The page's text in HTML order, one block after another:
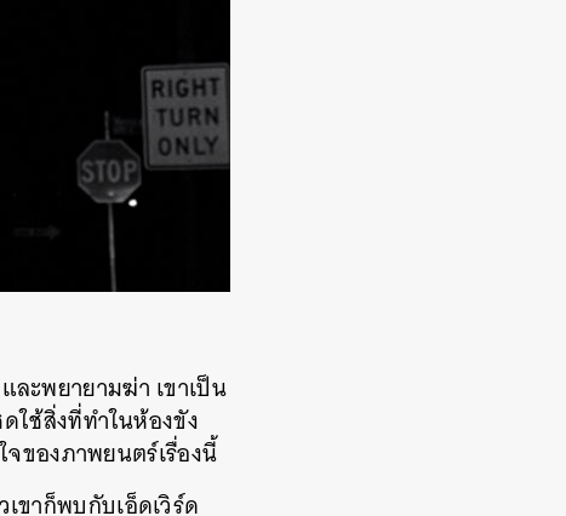
ะพยายามฆ่า เขาเป็น
ใช้สิ่งที่ทำในห้องขัง
ของภาพยนตร์เรื่องนี้
ขาก็พบกับเอ็ดเวิร์ด